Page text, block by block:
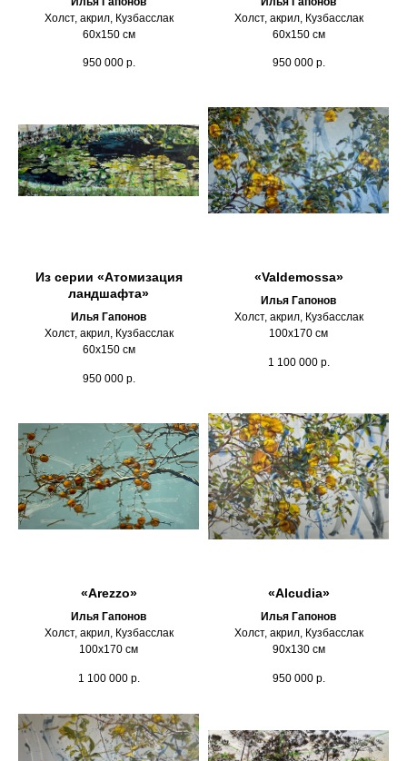
Холст, акрил, Кузбасслак
60х150 см
950 000 р.
Холст, акрил, Кузбасслак
60х150 см
950 000 р.
Из серии «Атомизация
ландшафта»
Илья Гапонов
Холст, акрил, Кузбасслак
60х150 см
950 000 р.
«Valdemossa»
Илья Гапонов
Холст, акрил, Кузбасслак
100х170 см
1 100 000 р.
«Arezzo»
Илья Гапонов
Холст, акрил, Кузбасслак
100х170 см
1 100 000 р.
«Alcudia»
Илья Гапонов
Холст, акрил, Кузбасслак
90х130 см
950 000 р.